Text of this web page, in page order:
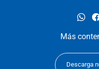
Más
Descarga